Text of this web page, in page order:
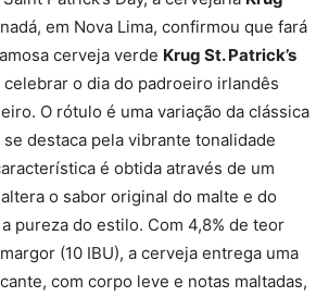
em Nova Lima, confirmou que fará
cerveja verde Krug St. Patrick’s
o dia do padroeiro irlandês
O rótulo é uma variação da clássica
se destaca pela vibrante tonalidade
é obtida através de um
o sabor original do malte e do
pureza do estilo. Com 4,8% de teor
(10 IBU), a cerveja entrega uma
com corpo leve e notas maltadas,